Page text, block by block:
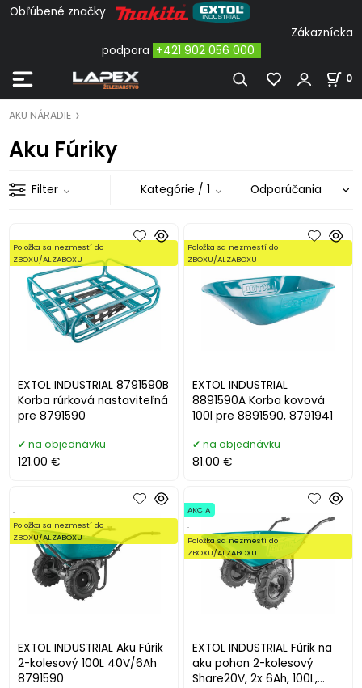
Obľúbené značky
Zákaznícka
podpora +421 902 056 000
0
AKU NÁRADIE
Aku Fúriky
Filter Kategórie / 1
EXTOL INDUSTRIAL 8791590B
Korba rúrková nastaviteľná
pre 8791590
Položka sa nezmestí do
ZBOXU/ALZABOXU
na objednávku
121.00 €
EXTOL INDUSTRIAL
8891590A Korba kovová
100l pre 8891590, 8791941
Položka sa nezmestí do
ZBOXU/ALZABOXU
na objednávku
81.00 €
EXTOL INDUSTRIAL Aku Fúrik
2-kolesový 100L 40V/6Ah
8791590
.
Položka sa nezmestí do
ZBOXU/ALZABOXU
EXTOL INDUSTRIAL Fúrik na
aku pohon 2-kolesový
Share20V, 2x 6Ah, 100L,
AKCIA
.
Položka sa nezmestí do
ZBOXU/ALZABOXU